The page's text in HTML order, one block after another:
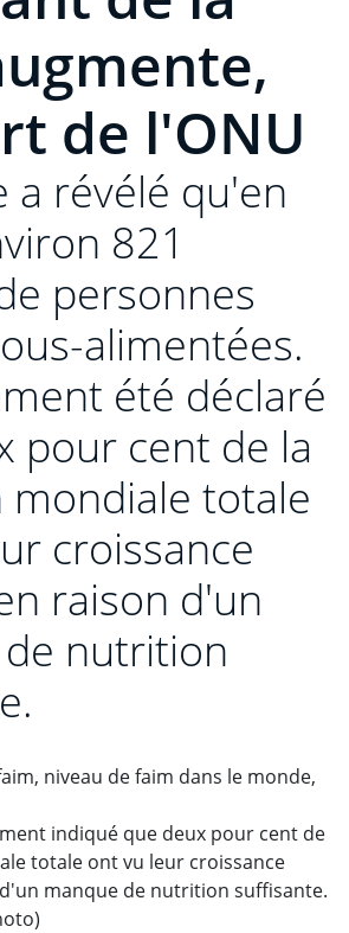
de l'ONU
a révélé qu'en
821
personnes
alimentées.
été déclaré
pour cent de la
totale
croissance
raison d'un
nutrition
indiqué que deux pour cent de
totale ont vu leur croissance
manque de nutrition suffisante.